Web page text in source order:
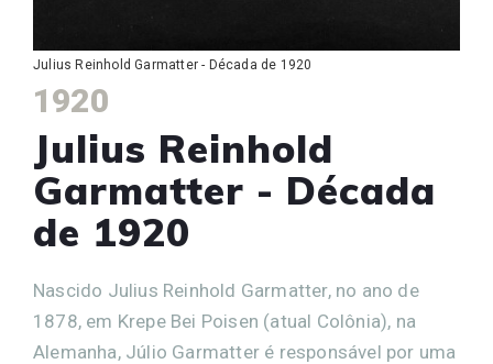
Julius Reinhold Garmatter - Década de 1920
1920
Julius Reinhold
Garmatter - Década
de 1920
Nascido Julius Reinhold Garmatter, no ano de
1878, em Krepe Bei Poisen (atual Colônia), na
Alemanha, Júlio Garmatter é responsável por uma